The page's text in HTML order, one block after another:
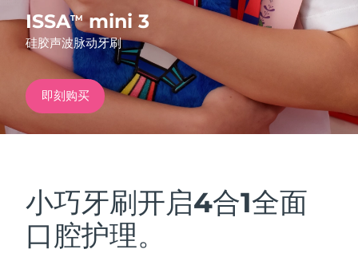
ISSATMmini 3
硅胶声波脉动牙刷
即刻购买
小巧牙刷开启4合1全面
口腔护理。
特别优惠 畅销产品
红光疗法
法国 预计送达日期 9/8/26
德国
加拿大 预计送达日期
奥地利 预计送达日期9/8/26
巴林